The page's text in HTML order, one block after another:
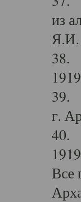
из
Я.И.
38.
39.
г.
40.
Все